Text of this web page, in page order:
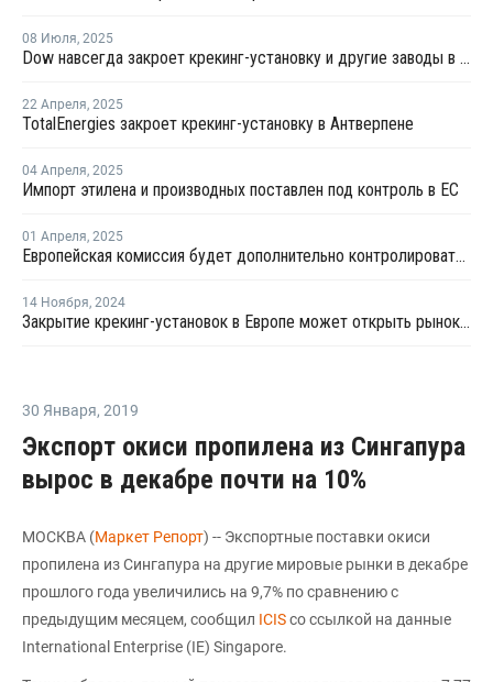
08 Июля, 2025
Dow навсегда закроет крекинг-установку и другие заводы в Германии и Великобритании
22 Апреля, 2025
TotalEnergies закроет крекинг-установку в Антверпене
04 Апреля, 2025
Импорт этилена и производных поставлен под контроль в ЕС
01 Апреля, 2025
Европейская комиссия будет дополнительно контролировать импорт химикатов
14 Ноября, 2024
Закрытие крекинг-установок в Европе может открыть рынок для экспорта этилена из США
30 Января, 2019
Экспорт окиси пропилена из Сингапура
вырос в декабре почти на 10%
МОСКВА (Маркет Репорт) -- Экспортные поставки окиси
пропилена из Сингапура на другие мировые рынки в декабре
прошлого года увеличились на 9,7% по сравнению с
предыдущим месяцем, сообщил ICISсо ссылкой на данные
International Enterprise (IE) Singapore.